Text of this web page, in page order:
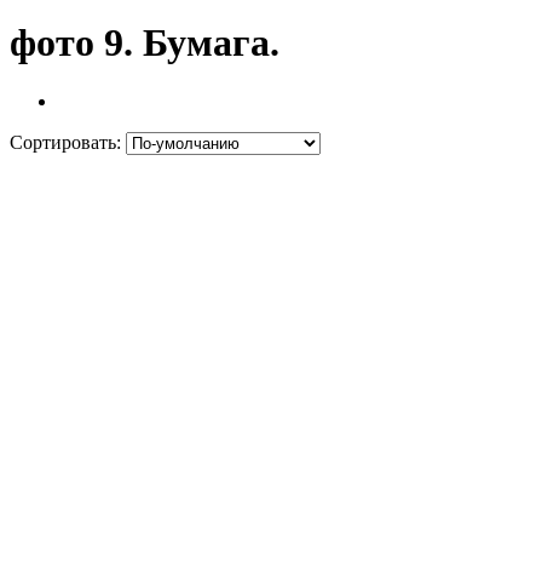
фото 9. Бумага.
Сортировать: